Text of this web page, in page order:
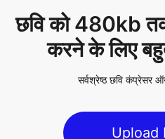
सर्वश्रेष्ठ छवि कंप्रेसर
Upload